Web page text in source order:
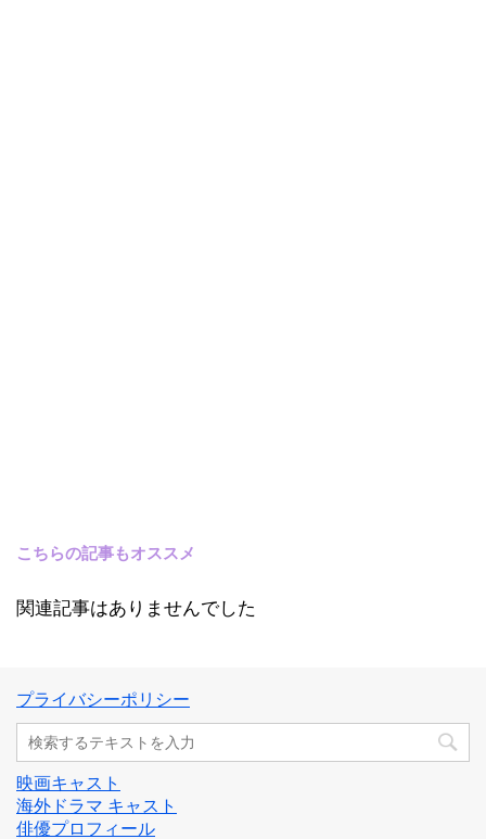
こちらの記事もオススメ
関連記事はありませんでした
プライバシーポリシー
映画キャスト
海外ドラマ キャスト
俳優プロフィール